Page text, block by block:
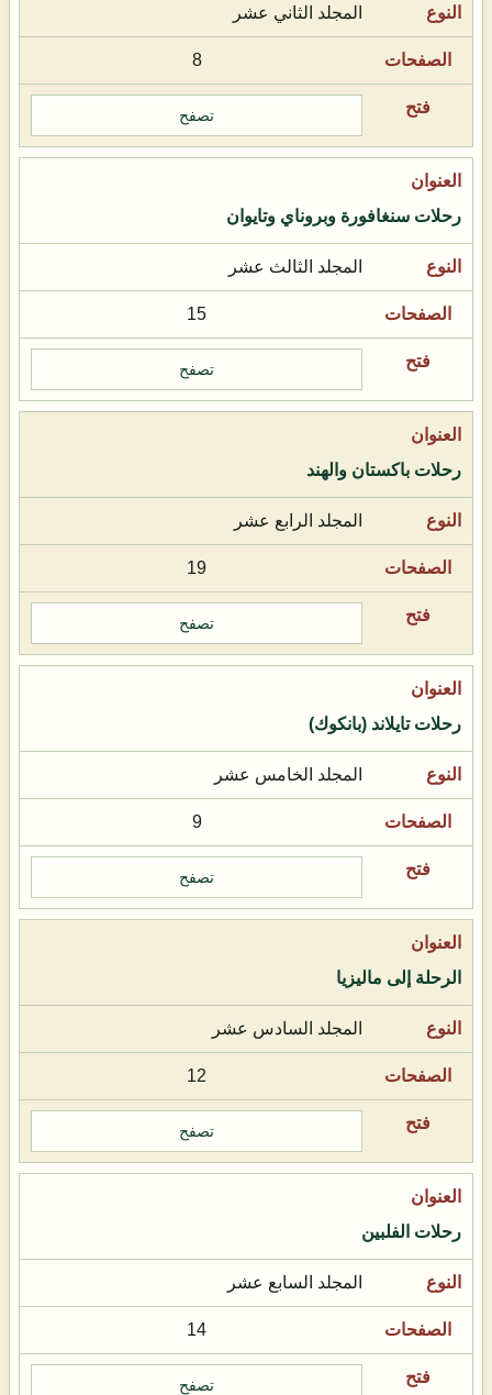
المجلد الثاني عشر
8
تصفح
رحلات سنغافورة وبروناي وتايوان
المجلد الثالث عشر
15
تصفح
رحلات باكستان والهند
المجلد الرابع عشر
19
تصفح
رحلات تايلاند (بانكوك)
المجلد الخامس عشر
9
تصفح
الرحلة إلى ماليزيا
المجلد السادس عشر
12
تصفح
رحلات الفلبين
المجلد السابع عشر
14
تصفح